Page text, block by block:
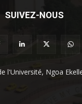
SUIVEZ-NOUS
l'Université, Ngoa